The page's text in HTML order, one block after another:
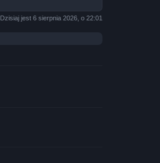
Dzisiaj jest 6 sierpnia 2026, o 22:01